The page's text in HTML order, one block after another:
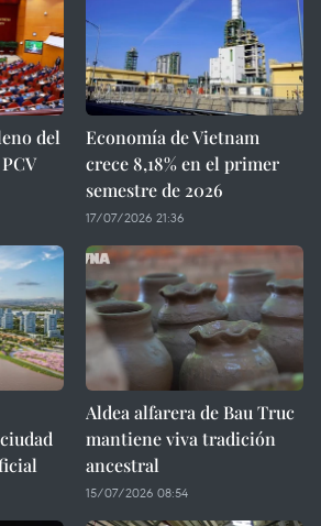
del
Economía de Vietnam
crece 8,18% en el primer
semestre de 2026
17/07/2026 21:36
Aldea alfarera de Bau Truc
mantiene viva tradición
ancestral
15/07/2026 08:54